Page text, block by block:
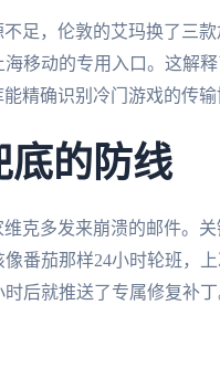
足，伦敦的艾玛换了三
移动的专用入口。这解
精确识别冷门游戏的传输
底的防线
克多发来崩溃的邮件。
番茄那样24小时轮班，
后就推送了专属修复补